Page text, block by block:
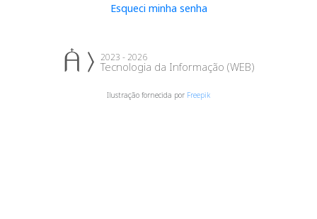
Esqueci minha senha
2023 - 2026
Tecnologia da Informação (WEB)
Ilustração fornecida por Freepik